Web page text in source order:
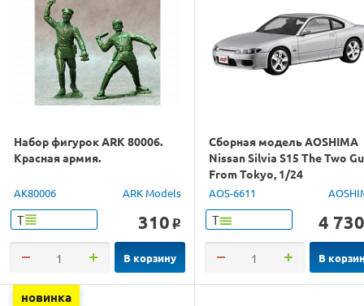
Набор фигурок ARK 80006.
Красная армия.
AK80006 ARK Models
Т 310 o
В корзину
Сборная модель AOSHIMA
Nissan Silvia S15 The Two
From Tokyo, 1/24
AOS-6611
Т 4 730
В
новинка